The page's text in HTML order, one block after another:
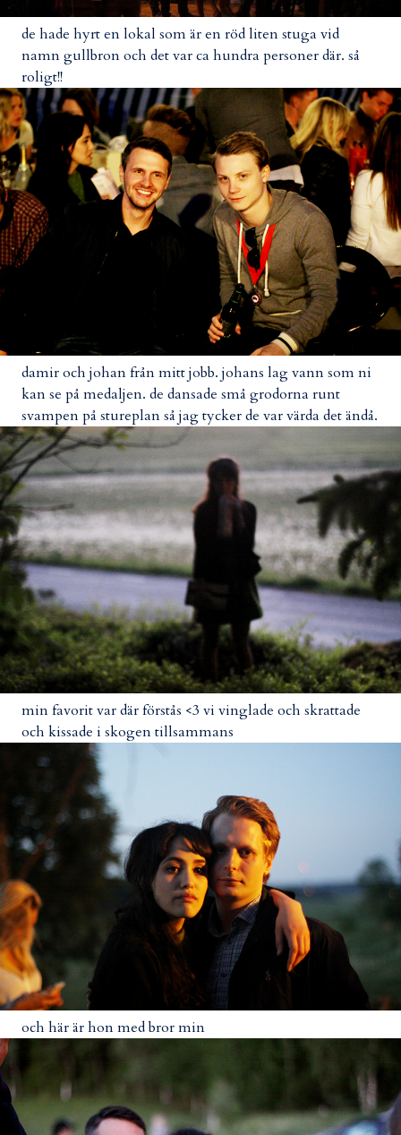
de hade hyrt en lokal som är en röd liten stuga vid
namn gullbron och det var ca hundra personer där. så
roligt!!
damir och johan från mitt jobb. johans lag vann som ni
kan se på medaljen. de dansade små grodorna runt
svampen på stureplan så jag tycker de var värda det ändå.
min favorit var där förstås <3 vi vinglade och skrattade
och kissade i skogen tillsammans
och här är hon med bror min